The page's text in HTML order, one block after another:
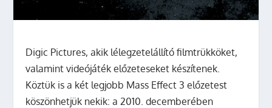
Digic Pictures, akik lélegzetelállító filmtrükköket,
valamint videójáték előzeteseket készítenek.
Köztük is a két legjobb Mass Effect 3 előzetest
köszönhetjük nekik: a 2010. decemberében